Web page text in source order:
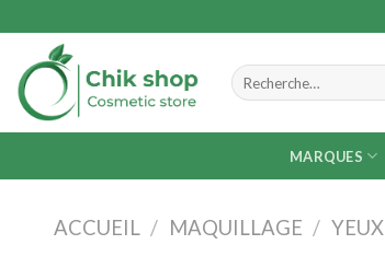
to
content
Recherche
pour :
MARQUES
ACCUEIL / MAQUILLAGE / YEUX